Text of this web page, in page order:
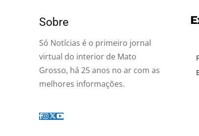
Sobre
Só Notícias é o primeiro jornal
virtual do interior de Mato
Grosso, há 25 anos no ar com as
melhores informações.